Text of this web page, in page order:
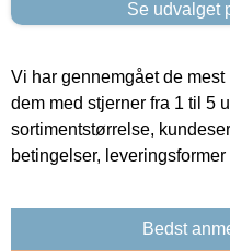
Se udvalget
Vi har gennemgået de
dem med stjerner fra 1 til 5
sortimentstørrelse,
betingelser,
Bedst